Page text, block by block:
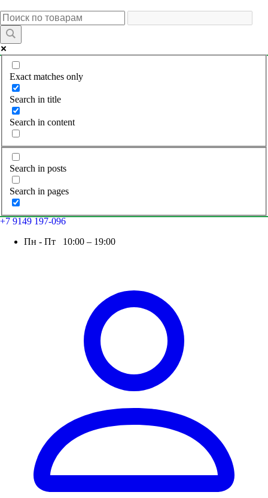
Exact matches only
Search in title
Search in content
Search in posts
Search in pages
+7 9149 197-096
Пн - Пт 10:00 – 19:00